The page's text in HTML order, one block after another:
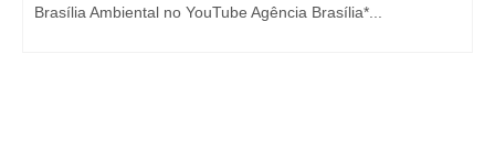
Brasília Ambiental no YouTube Agência Brasília*...